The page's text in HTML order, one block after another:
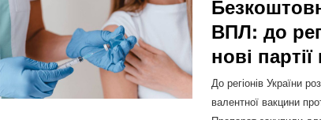
ВПЛ: до
нові
До регіонів України
валентної вакцини